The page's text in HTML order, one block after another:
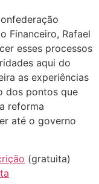
Financeiro, Rafael
esses processos
aqui do
as experiências
dos pontos que
reforma
até o governo
(gratuita)